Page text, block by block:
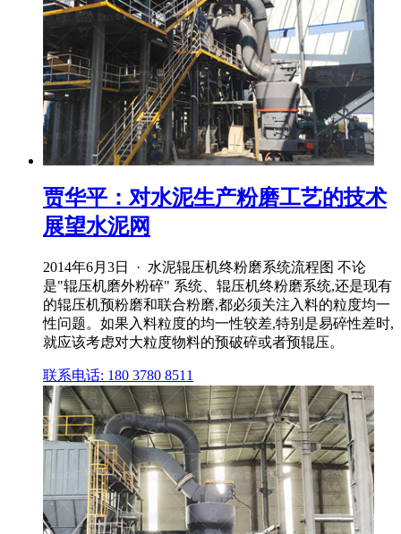
贾华平：对水泥生产粉磨工艺的技术
展望水泥网
2014年6月3日 · 水泥辊压机终粉磨系统流程图 不论
是"辊压机磨外粉碎" 系统、辊压机终粉磨系统,还是现有
的辊压机预粉磨和联合粉磨,都必须关注入料的粒度均一
性问题。如果入料粒度的均一性较差,特别是易碎性差时,
就应该考虑对大粒度物料的预破碎或者预辊压。
联系电话: 180 3780 8511